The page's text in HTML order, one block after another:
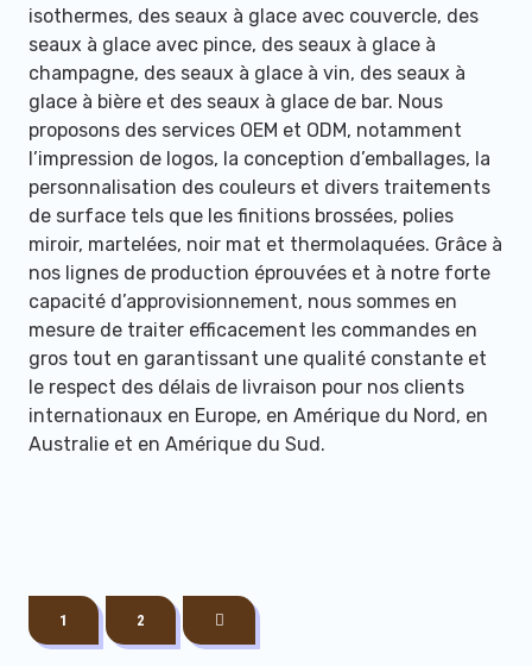
isothermes, des seaux à glace avec couvercle, des
seaux à glace avec pince, des seaux à glace à
champagne, des seaux à glace à vin, des seaux à
glace à bière et des seaux à glace de bar. Nous
proposons des services OEM et ODM, notamment
l’impression de logos, la conception d’emballages, la
personnalisation des couleurs et divers traitements
de surface tels que les finitions brossées, polies
miroir, martelées, noir mat et thermolaquées. Grâce à
nos lignes de production éprouvées et à notre forte
capacité d’approvisionnement, nous sommes en
mesure de traiter efficacement les commandes en
gros tout en garantissant une qualité constante et
le respect des délais de livraison pour nos clients
internationaux en Europe, en Amérique du Nord, en
Australie et en Amérique du Sud.
YS-060 Seau À Glace
3L Pour Fêtes Et Bar
À Cocktails Avec
Couvercle En Acier
Inoxydable, Pince Et
Passoire (argent)
YS-061 Seau En Acier
Inoxydable À Double
Paroi Pour Bouteilles
De Vin Blanc, Seau À
Glace Isolé Pour Le
Champagne Et La
YS-062 Seau À Glace
En Acier Inoxydable À
Double Paroi De 2
YS-063 Seau À Glace
Isolé En Acier
YS-064 Seau À Glace
YS-065 Acier
Inoxydable 1.6L
Accessoires De Bar
YS-066 Seau À Glace
En Acier Inoxydable
1L/2L Seau À Glace
Seau À Glace En Acier
Inoxydable YS-067
1 2